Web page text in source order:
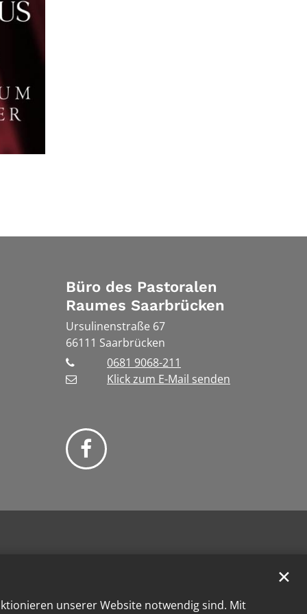
unserer Website notwendig sind. Mit
✕
Büro des Pastoralen
Raumes Saarbrücken
Ursulinenstraße 67
66111 Saarbrücken
0681 9068-211
Klick zum E-Mail senden